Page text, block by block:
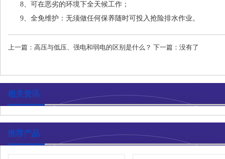
8、可在恶劣的环境下全天候工作；
9、全免维护：无须做任何保养随时可投入抢险排水作业。
上一篇： 高压与低压、强电和弱电的区别是什么？ 下一篇：没有了
相关资讯
推荐产品